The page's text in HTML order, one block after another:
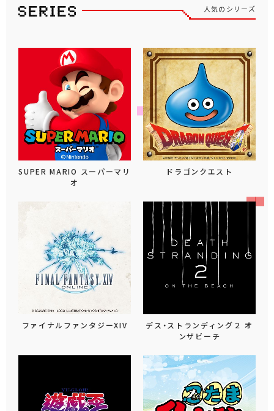
人気のシリーズ
SUPER MARIO スーパーマリ
オ
ドラゴンクエスト
ファイナルファンタジーXIV
デス・ストランディング２ オ
ンザビーチ